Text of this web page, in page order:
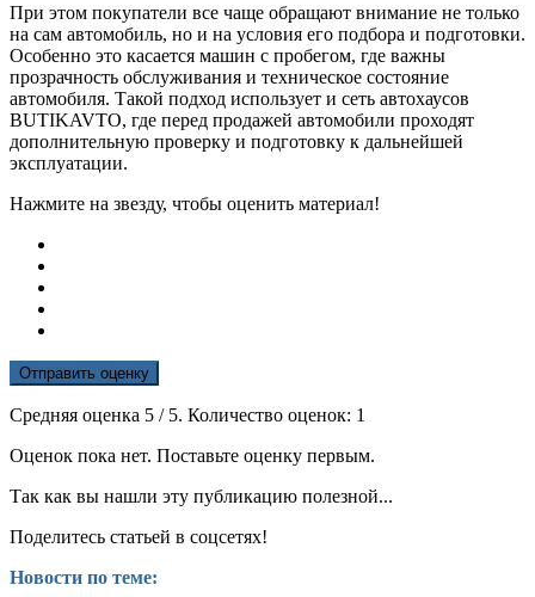
При этом покупатели все чаще обращают внимание не только
на сам автомобиль, но и на условия его подбора и подготовки.
Особенно это касается машин с пробегом, где важны
прозрачность обслуживания и техническое состояние
автомобиля. Такой подход использует и сеть автохаусов
BUTIKAVTO, где перед продажей автомобили проходят
дополнительную проверку и подготовку к дальнейшей
эксплуатации.
Нажмите на звезду, чтобы оценить материал!
Отправить оценку
Средняя оценка 5 / 5. Количество оценок: 1
Оценок пока нет. Поставьте оценку первым.
Так как вы нашли эту публикацию полезной...
Поделитесь статьей в соцсетях!
Новости по теме: